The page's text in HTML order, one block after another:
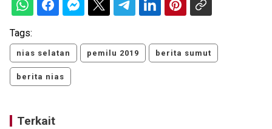
Tags:
nias selatan pemilu 2019 berita sumut
berita nias
Terkait